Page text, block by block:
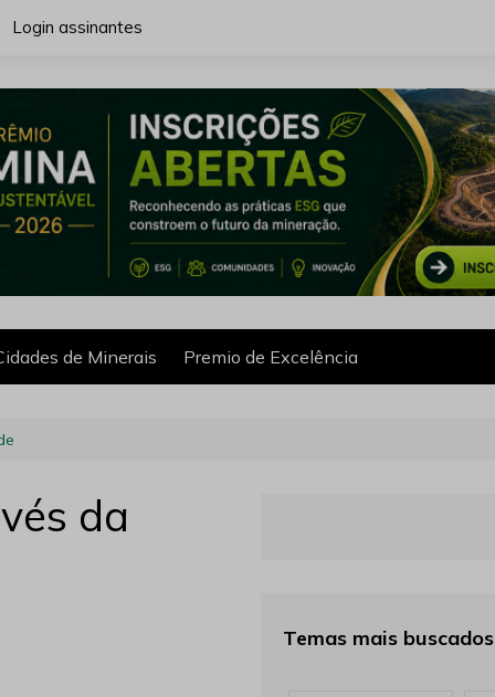
Login assinantes
de Minerais Premio de Excelência
da
Temas mais buscados